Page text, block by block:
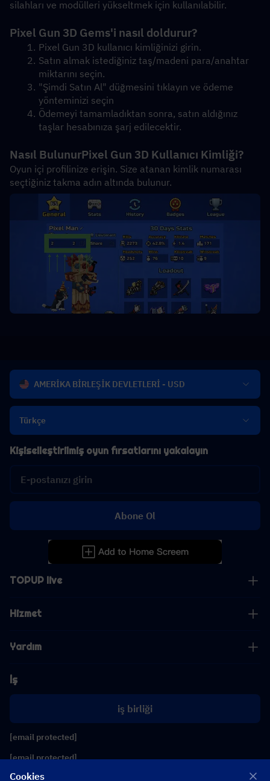
silahları ve modülleri yükseltmek için kullanılabilir.
Pixel Gun 3D Gems'i nasıl doldurur?
Pixel Gun 3D kullanıcı kimliğinizi girin.
Satın almak istediğiniz taş/madeni para/anahtar
miktarını seçin.
"Şimdi Satın Al" düğmesini tıklayın ve ödeme
yönteminizi seçin
Ödemeyi tamamladıktan sonra, satın aldığınız
taşlar hesabınıza şarj edilecektir.
Nasıl BulunurPixel Gun 3D Kullanıcı Kimliği?
Oyun içi profilinize erişin. Size atanan kimlik numarası
seçtiğiniz takma adın altında bulunur.
AMERİKA BİRLEŞİK DEVLETLERİ - USD
Türkçe
TOPUP live
Hizmet
Yardım
İş
iş birliği
[email protected]
[email protected]
Kişiselleştirilmiş oyun fırsatlarını yakalayın
Abone Ol
Cookies